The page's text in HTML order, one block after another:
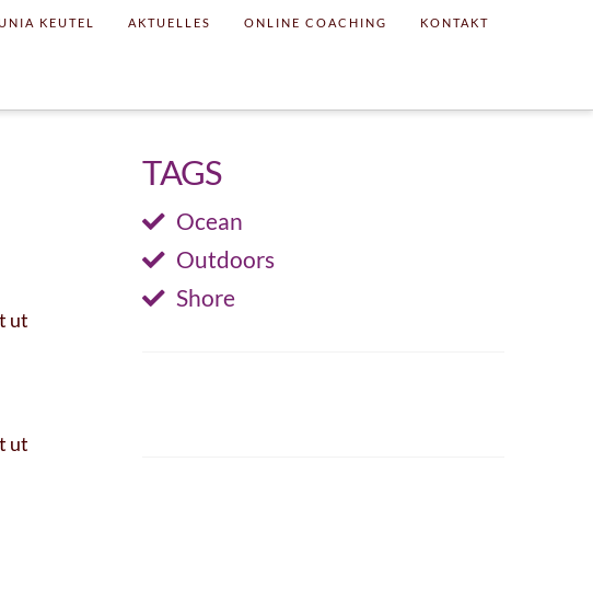
KEUTEL AKTUELLES ONLINE COACHING KONTAKT
ut
ut
TAGS
Ocean
Outdoors
Shore